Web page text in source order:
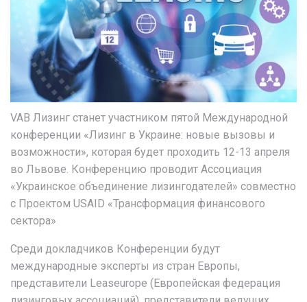
VAB Лизинг станет участником пятой Международной
конференции «Лизинг в Украине: новые вызовы и
возможности», которая будет проходить 12-13 апреля
во Львове. Конференцию проводит Ассоциация
«Украинское объединение лизингодателей» совместно
с Проектом USAID «Трансформация финансового
сектора»
Среди докладчиков Конференции будут
международные эксперты из стран Европы,
представители Leaseurope (Европейская федерация